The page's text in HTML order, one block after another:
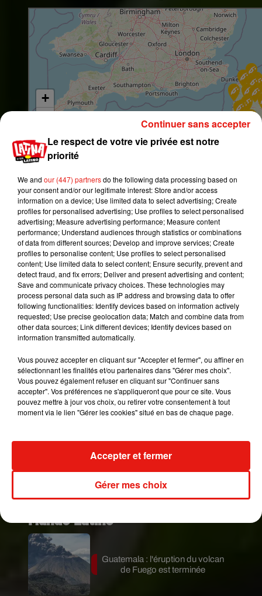
Mundo Latino
Guatemala : l'éruption du volcan
de Fuego est terminée
Le respect de votre vie privée est notre
priorité
We and our (447) partnersdo the following data processing based on
your consent and/or our legitimate interest: Store and/or access
information on a device; Use limited data to select advertising; Create
profiles for personalised advertising; Use profiles to select personalised
advertising; Measure advertising performance; Measure content
performance; Understand audiences through statistics or combinations
of data from different sources; Develop and improve services; Create
profiles to personalise content; Use profiles to select personalised
content; Use limited data to select content; Ensure security, prevent and
detect fraud, and fix errors; Deliver and present advertising and content;
Save and communicate privacy choices. These technologies may
process personal data such as IP address and browsing data to offer
following functionalities: Identify devices based on information actively
requested; Use precise geolocation data; Match and combine data from
other data sources; Link different devices; Identify devices based on
information transmitted automatically.
Vous pouvez accepter en cliquant sur "Accepter et fermer", ou affiner en
sélectionnant les finalités et/ou partenaires dans "Gérer mes choix".
Vous pouvez également refuser en cliquant sur "Continuer sans
accepter". Vos préférences ne s'appliqueront que pour ce site. Vous
pouvez mettre à jour vos choix, ou retirer votre consentement à tout
moment via le lien "Gérer les cookies" situé en bas de chaque page.
Gérer mes choix
Accepter et fermer
Continuer sans accepter